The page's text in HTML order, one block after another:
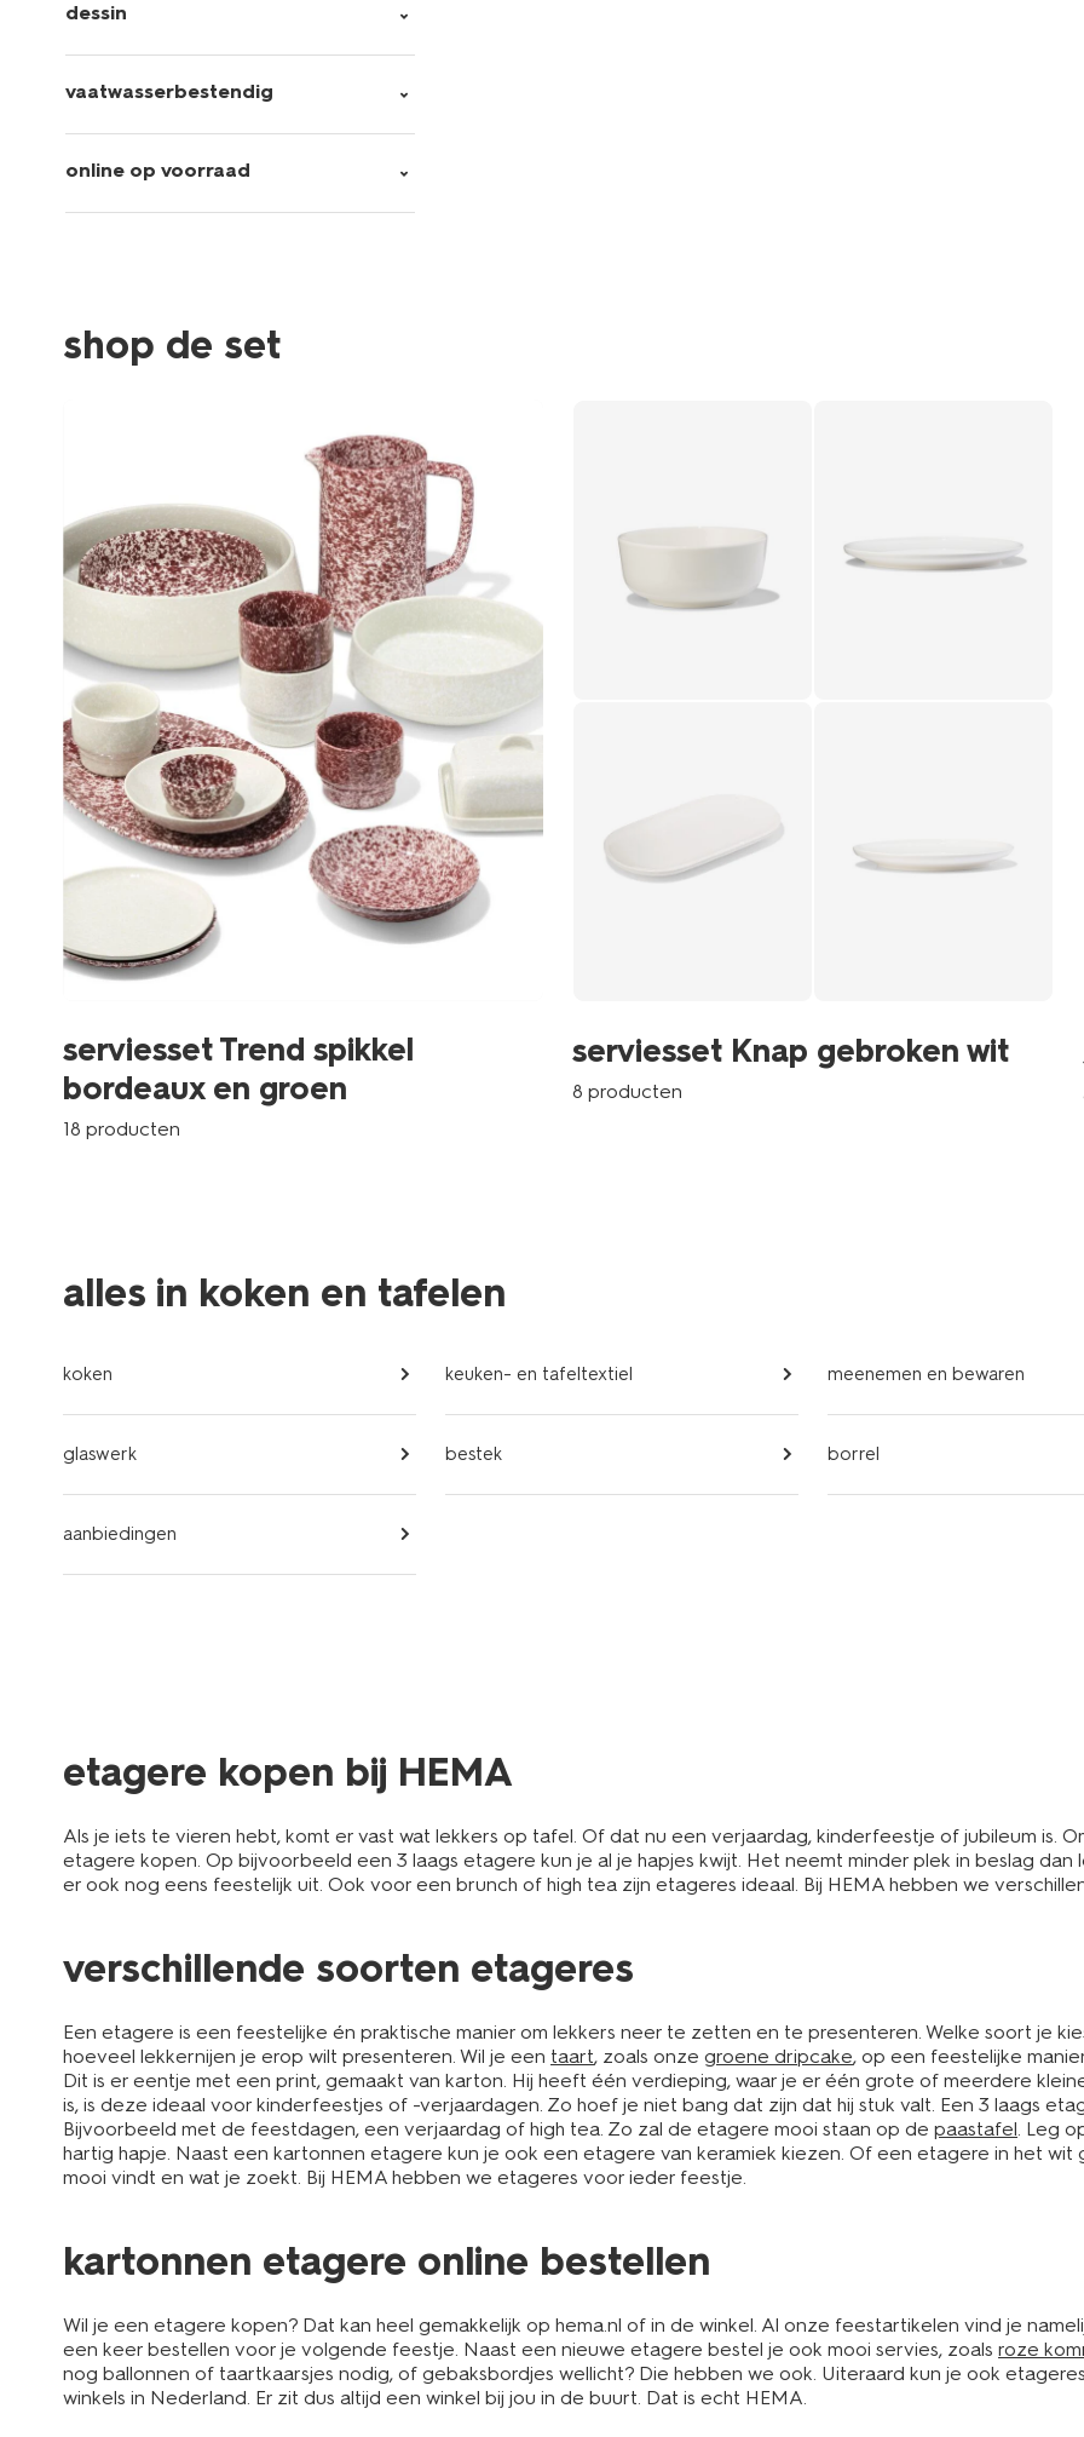
dessin
vaatwasserbestendig
online op voorraad
shop de set
serviesset Trend spikkel
bordeaux en groen
18 producten
serviesset Knap gebroken wit
8 producten
alles in koken en tafelen
koken keuken- en tafeltextiel meenemen en bewaren
glaswerk bestek borrel
aanbiedingen
etagere kopen bij HEMA
Als je iets te vieren hebt, komt er vast wat lekkers op tafel. Of dat nu een verjaardag, kinderfeestje of jubileum is.
etagere kopen. Op bijvoorbeeld een 3 laags etagere kun je al je hapjes kwijt. Het neemt minder plek in beslag
er ook nog eens feestelijk uit. Ook voor een brunch of high tea zijn etageres ideaal. Bij HEMA hebben we
verschillende soorten etageres
Een etagere is een feestelijke én praktische manier om lekkers neer te zetten en te presenteren. Welke soort je
hoeveel lekkernijen je erop wilt presenteren. Wil je een taart, zoals onze groene dripcake, op een feestelijke
Dit is er eentje met een print, gemaakt van karton. Hij heeft één verdieping, waar je er één grote of meerdere
is, is deze ideaal voor kinderfeestjes of -verjaardagen. Zo hoef je niet bang dat zijn dat hij stuk valt. Een 3 laags
Bijvoorbeeld met de feestdagen, een verjaardag of high tea. Zo zal de etagere mooi staan op de paastafel . Leg
hartig hapje. Naast een kartonnen etagere kun je ook een etagere van keramiek kiezen. Of een etagere in het wit
mooi vindt en wat je zoekt. Bij HEMA hebben we etageres voor ieder feestje.
kartonnen etagere online bestellen
Wil je een etagere kopen? Dat kan heel gemakkelijk op hema.nl of in de winkel. Al onze feestartikelen vind je
een keer bestellen voor je volgende feestje. Naast een nieuwe etagere bestel je ook mooi servies, zoals roze
nog ballonnen of taartkaarsjes nodig, of gebaksbordjes wellicht? Die hebben we ook. Uiteraard kun je ook
winkels in Nederland. Er zit dus altijd een winkel bij jou in de buurt. Dat is echt HEMA.